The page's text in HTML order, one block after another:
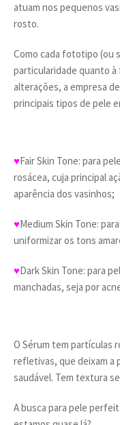
atuam nos pequenos
rosto.
Como cada fototipo (ou
particularidade quanto à
alterações, a empresa
principais tipos de pele
♥Fair Skin Tone: para
rosácea, cuja principal
aparência dos vasinhos;
♥Medium Skin Tone:
uniformizar os tons
♥Dark Skin Tone: para
manchadas, seja por
O Sérum tem partículas
refletivas, que deixam a
saudável. Tem textura
A busca para pele